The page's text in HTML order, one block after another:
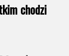
chodzi